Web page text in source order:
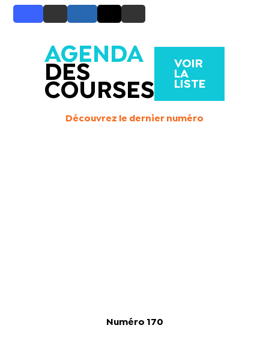
AGENDA
DES
COURSES
VOIR
LA
LISTE
Découvrez le dernier numéro
Numéro 170